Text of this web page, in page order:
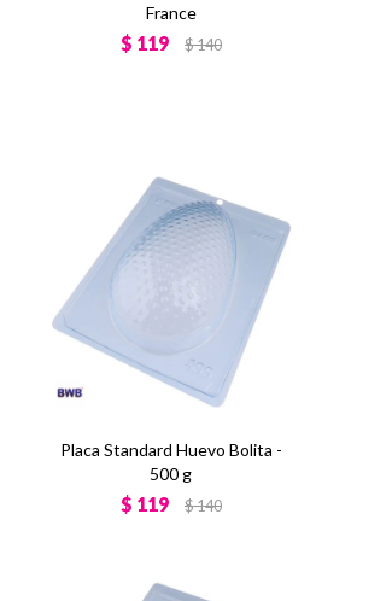
France
$ 119 $140
Placa Standard Huevo Bolita -
500 g
$ 119 $140